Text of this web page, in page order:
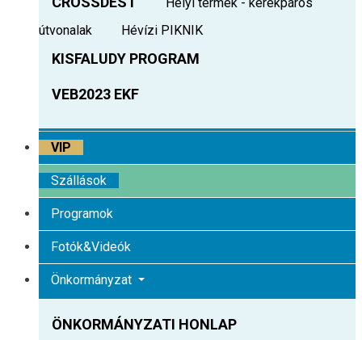
útvonalak
Hévízi PIKNIK
KISFALUDY PROGRAM
VEB2023 EKF
VIP
Szállások
Programok
Fotók&Videók
Önkormányzat
ÖNKORMÁNYZATI HONLAP